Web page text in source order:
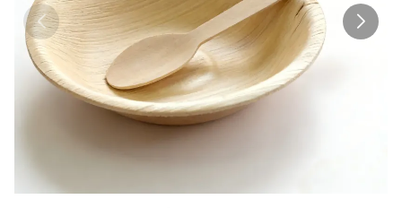
FALL
FACTORY TOUR
KONTAKTA OSS